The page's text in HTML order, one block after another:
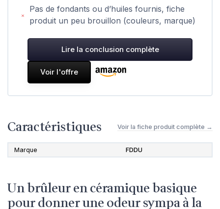
Pas de fondants ou d’huiles fournis, fiche
produit un peu brouillon (couleurs, marque)
Lire la conclusion complète
Voir l'offre
Caractéristiques Voir la fiche produit complète →
Marque FDDU
Un brûleur en céramique basique
pour donner une odeur sympa à la